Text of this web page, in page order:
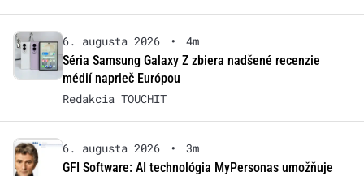
6. augusta 2026 •
4m
Séria Samsung Galaxy Z zbiera nadšené recenzie
médií naprieč Európou
Redakcia TOUCHIT
6. augusta 2026 •
3m
GFI Software: AI technológia MyPersonas umožňuje